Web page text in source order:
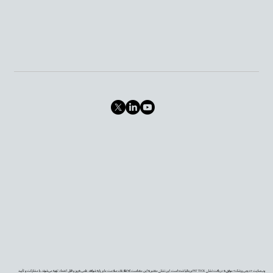
وب‌سایت «دیجی‌پزشک» موفق به دریافت نشان PIF TICK بریتانیا شده است. این نشان معتبر به این معناست که اطلاعات سلامت ما بر پایه شواهد علمی به‌روز و قابل اعتماد تهیه می‌شوند، با مشارکت و تأیید